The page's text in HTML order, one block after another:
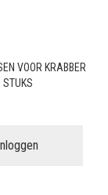
VOOR KRABBER